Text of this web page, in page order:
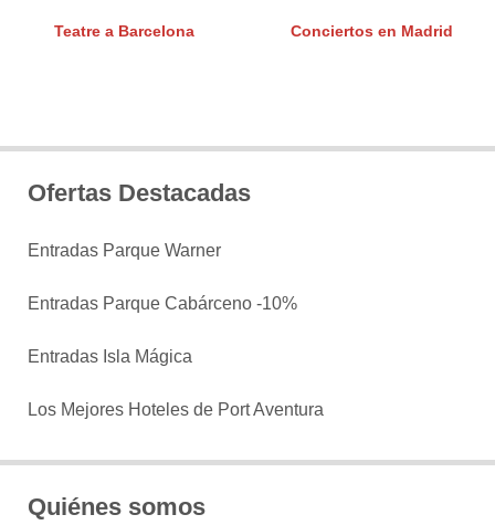
Teatre a Barcelona Conciertos en Madrid
Ofertas Destacadas
Entradas Parque Warner
Entradas Parque Cabárceno -10%
Entradas Isla Mágica
Los Mejores Hoteles de Port Aventura
Quiénes somos